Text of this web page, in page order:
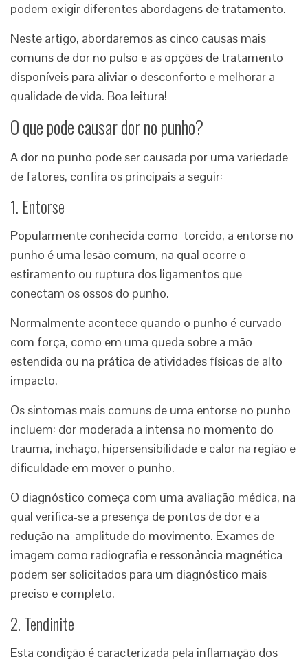
podem exigir diferentes abordagens de tratamento.
Neste artigo, abordaremos as cinco causas mais
comuns de dor no pulso e as opções de tratamento
disponíveis para aliviar o desconforto e melhorar a
qualidade de vida. Boa leitura!
O que pode causar dor no punho?
A dor no punho pode ser causada por uma variedade
de fatores, confira os principais a seguir:
1. Entorse
Popularmente conhecida como torcido, a entorse no
punho é uma lesão comum, na qual ocorre o
estiramento ou ruptura dos ligamentos que
conectam os ossos do punho.
Normalmente acontece quando o punho é curvado
com força, como em uma queda sobre a mão
estendida ou na prática de atividades físicas de alto
impacto.
Os sintomas mais comuns de uma entorse no punho
incluem: dor moderada a intensa no momento do
trauma, inchaço, hipersensibilidade e calor na região e
dificuldade em mover o punho.
O diagnóstico começa com uma avaliação médica, na
qual verifica-se a presença de pontos de dor e a
redução na amplitude do movimento. Exames de
imagem como radiografia e ressonância magnética
podem ser solicitados para um diagnóstico mais
preciso e completo.
2. Tendinite
Esta condição é caracterizada pela inflamação dos